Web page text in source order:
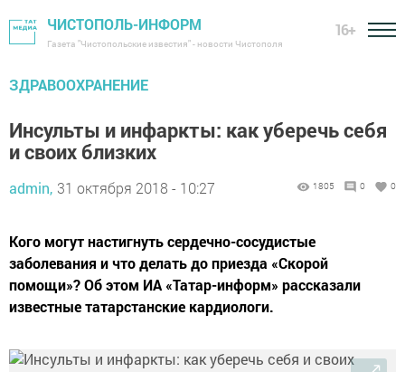
ЧИСТОПОЛЬ-ИНФОРМ
Газета "Чистопольские известия" - новости Чистополя
16+
ЗДРАВООХРАНЕНИЕ
Инсульты и инфаркты: как уберечь себя
и своих близких
admin, 31 октября 2018 - 10:27 1805 0 0
Кого могут настигнуть сердечно-сосудистые
заболевания и что делать до приезда «Скорой
помощи»? Об этом ИА «Татар-информ» рассказали
известные татарстанские кардиологи.